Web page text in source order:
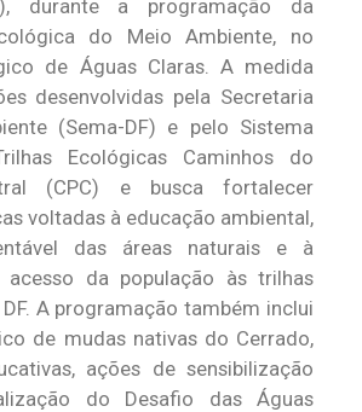
durante a programação da
do Meio Ambiente, no
de Águas Claras. A medida
desenvolvidas pela Secretaria
(Sema-DF) e pelo Sistema
Ecológicas Caminhos do
(CPC) e busca fortalecer
voltadas à educação ambiental,
das áreas naturais e à
acesso da população às trilhas
A programação também inclui
de mudas nativas do Cerrado,
ações de sensibilização
do Desafio das Águas